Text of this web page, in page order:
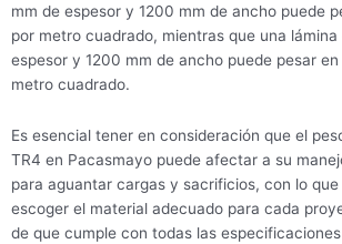
mm de espesor y 1200 mm de ancho puede
por metro cuadrado, mientras que una
espesor y 1200 mm de ancho puede pesar
metro cuadrado.
Es esencial tener en consideración que el
TR4 en Pacasmayo puede afectar a su
para aguantar cargas y sacrificios, con lo
escoger el material adecuado para cada
de que cumple con todas las